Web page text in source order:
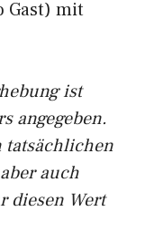
Gast) mit
ist
angegeben.
tatsächlichen
auch
diesen Wert